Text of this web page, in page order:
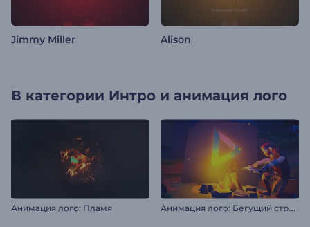
Jimmy Miller Alison
В категории Интро и анимация лого
Анимация лого: Пламя А
нимация лого: Бегущий страж